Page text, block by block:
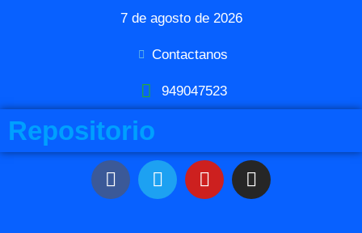
7 de agosto de 2026
Contactanos
949047523
Repositorio